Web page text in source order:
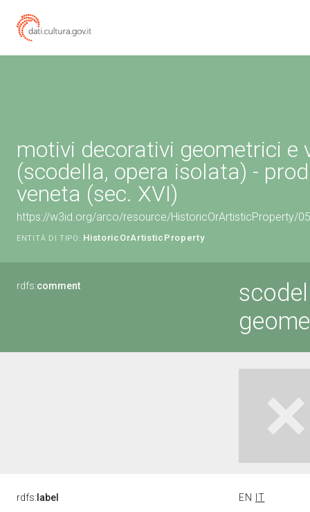
motivi decorativi geometrici e
(scodella, opera isolata) -
veneta (sec. XVI)
https://w3id.org/arco/resource/HistoricOrArtisticProperty/
ENTITÀ DI TIPO: HistoricOrArtisticProperty
rdfs:comment
rdfs: label EN IT